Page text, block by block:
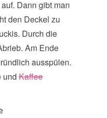
Dann gibt man
den Deckel zu
Durch die
Am Ende
ausspülen.
und Kaffee